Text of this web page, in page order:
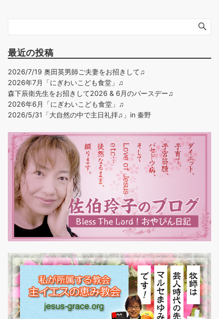
最近の投稿
2026/7/19 奥田英男師ご夫妻をお招きして♫
2026年7月「にぎわいこども食堂」♫
森下辰衛先生をお招きして2026 & 6月のバースデー♫
2026年6月「にぎわいこども食堂」♫
2026/5/31「大自然の中で主日礼拝♫」in 秦野